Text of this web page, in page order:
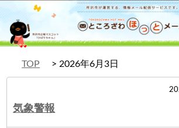
TOP 2026年6月3日
気象警報